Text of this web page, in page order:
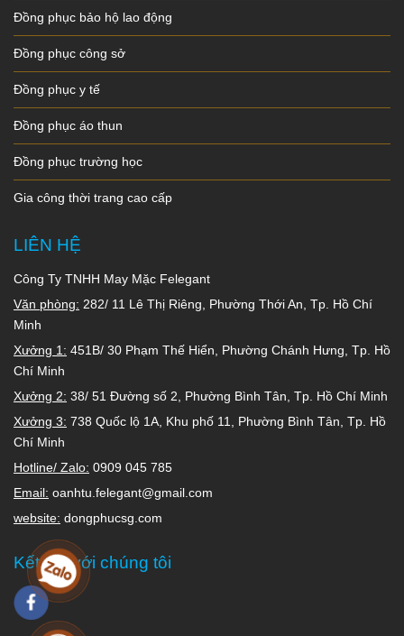
Đồng phục bảo hộ lao động
Đồng phục công sở
Đồng phục y tế
Đồng phục áo thun
Đồng phục trường học
Gia công thời trang cao cấp
LIÊN HỆ
Công Ty TNHH May Mặc Felegant
Văn phòng: 282/ 11 Lê Thị Riêng, Phường Thới An, Tp. Hồ Chí
Minh
Xưởng 1: 451B/ 30 Phạm Thế Hiển, Phường Chánh Hưng, Tp. Hồ
Chí Minh
Xưởng 2: 38/ 51 Đường số 2, Phường Bình Tân, Tp. Hồ Chí Minh
Xưởng 3: 738 Quốc lộ 1A, Khu phố 11, Phường Bình Tân, Tp. Hồ
Chí Minh
Hotline/ Zalo: 0909 045 785
Email: oanhtu.felegant@gmail.com
website: dongphucsg.com
Kết nối với chúng tôi